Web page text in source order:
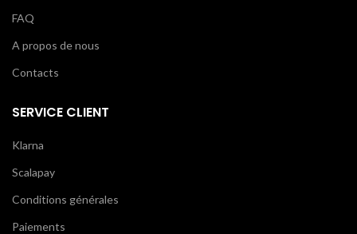
FAQ
A propos de nous
Contacts
SERVICE CLIENT
Klarna
Scalapay
Conditions générales
Paiements